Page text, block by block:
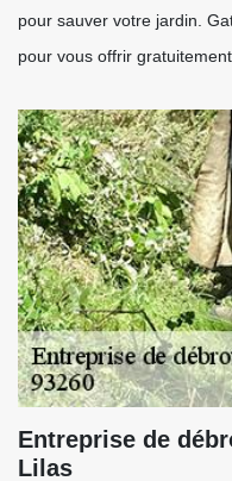
pour sauver votre jardin.
pour vous offrir
Entreprise de
Lilas